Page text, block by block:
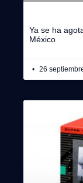
Ya se ha
México
26